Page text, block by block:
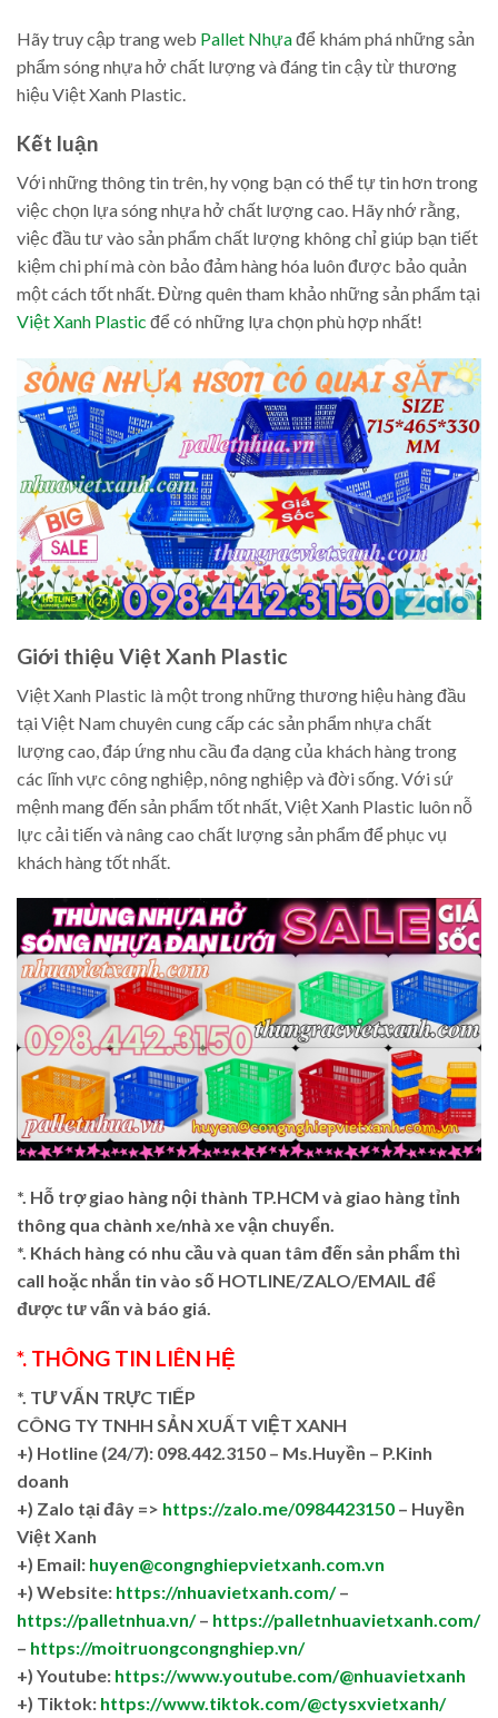
Hãy truy cập trang web Pallet Nhựađể khám phá những sản
phẩm sóng nhựa hở chất lượng và đáng tin cậy từ thương
hiệu Việt Xanh Plastic.
Kết luận
Với những thông tin trên, hy vọng bạn có thể tự tin hơn trong
việc chọn lựa sóng nhựa hở chất lượng cao. Hãy nhớ rằng,
việc đầu tư vào sản phẩm chất lượng không chỉ giúp bạn tiết
kiệm chi phí mà còn bảo đảm hàng hóa luôn được bảo quản
một cách tốt nhất. Đừng quên tham khảo những sản phẩm tại
Việt Xanh Plastic để có những lựa chọn phù hợp nhất!
Giới thiệu Việt Xanh Plastic
Việt Xanh Plastic là một trong những thương hiệu hàng đầu
tại Việt Nam chuyên cung cấp các sản phẩm nhựa chất
lượng cao, đáp ứng nhu cầu đa dạng của khách hàng trong
các lĩnh vực công nghiệp, nông nghiệp và đời sống. Với sứ
mệnh mang đến sản phẩm tốt nhất, Việt Xanh Plastic luôn nỗ
lực cải tiến và nâng cao chất lượng sản phẩm để phục vụ
khách hàng tốt nhất.
*. Hỗ trợ giao hàng nội thành TP.HCM và giao hàng tỉnh
thông qua chành xe/nhà xe vận chuyển.
*. Khách hàng có nhu cầu và quan tâm đến sản phẩm thì
call hoặc nhắn tin vào số HOTLINE/ZALO/EMAIL để
được tư vấn và báo giá.
*. THÔNG TIN LIÊN HỆ
*. TƯ VẤN TRỰC TIẾP
CÔNG TY TNHH SẢN XUẤT VIỆT XANH
+) Hotline (24/7): 098.442.3150 – Ms.Huyền – P.Kinh
doanh
+) Zalo tại đây => https://zalo.me/0984423150 – Huyền
Việt Xanh
+) Email: huyen@congnghiepvietxanh.com.vn
+) Website: https://nhuavietxanh.com/–
https://palletnhua.vn/– https://palletnhuavietxanh.com/
– https://moitruongcongnghiep.vn/
+) Youtube: https://www.youtube.com/@nhuavietxanh
+) Tiktok: https://www.tiktok.com/@ctysxvietxanh/